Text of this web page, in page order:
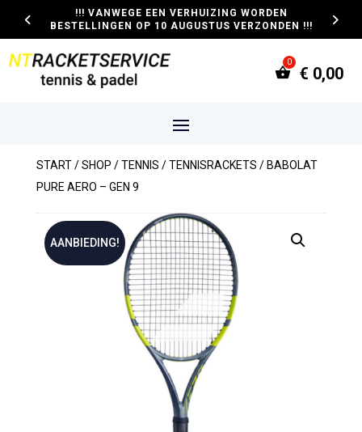
!!! VANWEGE EEN VERHUIZING WORDEN
BESTELLINGEN OP 10 AUGUSTUS VERZONDEN !!!
€ 0,00
START/SHOP /TENNIS /TENNISRACKETS / BABOLAT
PURE AERO – GEN 9
AANBIEDING!